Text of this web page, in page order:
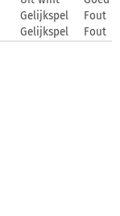
Gelijkspel
Fout
Gelijkspel Fout